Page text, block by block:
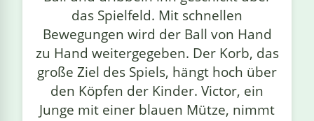
das Spielfeld. Mit schnellen
Bewegungen wird der Ball von Hand
zu Hand weitergegeben. Der Korb, das
große Ziel des Spiels, hängt hoch über
den Köpfen der Kinder. Victor, ein
Junge mit einer blauen Mütze, nimmt